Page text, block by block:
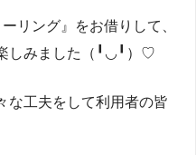
リング』をお借りして、
しみました（╹◡╹）♡
な工夫をして利用者の皆